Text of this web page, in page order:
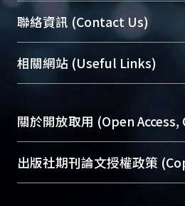
臺大位居世界頂尖大學之列
展現本校豐碩的研究成果及
機構典藏（NTUR）與學術庫
台，成為臺大學術典藏NTU
究能量、促進交流合作、保
成果。
To permanently archive and
profiles and scholarly works,
services of “NTU
聯絡資訊 (Contact Us)
總館學科館員(Main Library)
醫學圖書館學科館員(Medical
Sciences Library)
相關網站 (Useful Links)
關於開放取用 (Open Access,
開放取用是從使用者角度提
動，應用在學術研究上是透
出版社期刊論文授權政策